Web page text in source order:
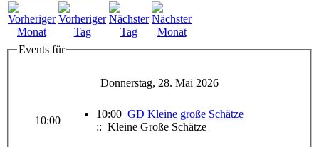
Events für
Donnerstag, 28. Mai 2026
10:00
10:00 GD Kleine große Schätze
:: Kleine Große Schätze